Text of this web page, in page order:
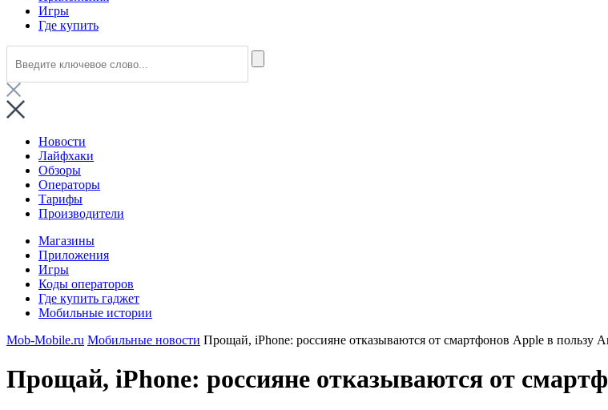
Игры
Где купить
Новости
Лайфхаки
Обзоры
Операторы
Тарифы
Производители
Магазины
Приложения
Игры
Коды операторов
Где купить гаджет
Мобильные истории
Mob-Mobile.ru Мобильные новости Прощай, iPhone: россияне отказываются от смартфонов Apple в пользу
Прощай, iPhone: россияне отказываются от